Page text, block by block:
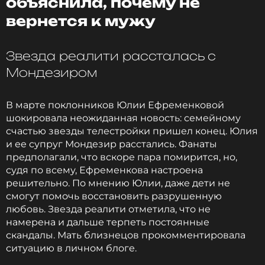
вернется к мужу
Звезда реалити рассталась с
Мондезиром
В марте поклонников Юлии Ефременковой
шокировала неожиданная новость: семейному
счастью звезды телестройки пришел конец. Юлия
и ее супруг Мондезир расстались. Фанаты
предполагали, что вскоре пара помирится, но,
судя по всему, Ефременкова настроена
решительно. По мнению Юлии, даже дети не
смогут помочь восстановить разрушенную
любовь. Звезда реалити отметила, что не
намерена и дальше терпеть постоянные
скандалы. Мать близнецов прокомментировала
ситуацию в личном блоге.